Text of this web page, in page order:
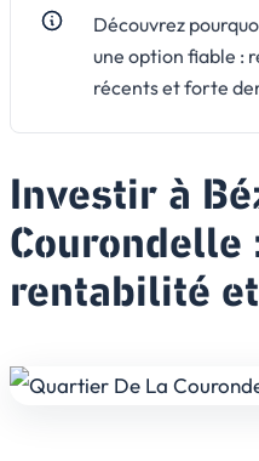
Découvrez
une option fiable :
récents et forte
Investir à
rentabilité